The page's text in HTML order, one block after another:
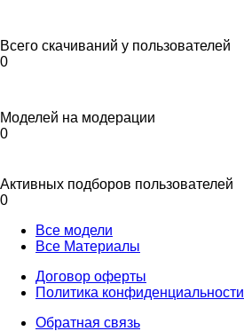
Всего скачиваний у пользователей
0
Моделей на модерации
0
Активных подборов пользователей
0
Все модели
Все Материалы
Договор оферты
Политика конфиденциальности
Обратная связь